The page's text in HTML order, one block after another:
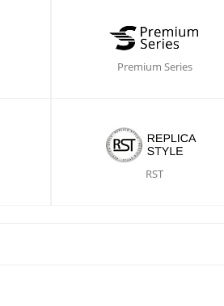
Premium Series
RST